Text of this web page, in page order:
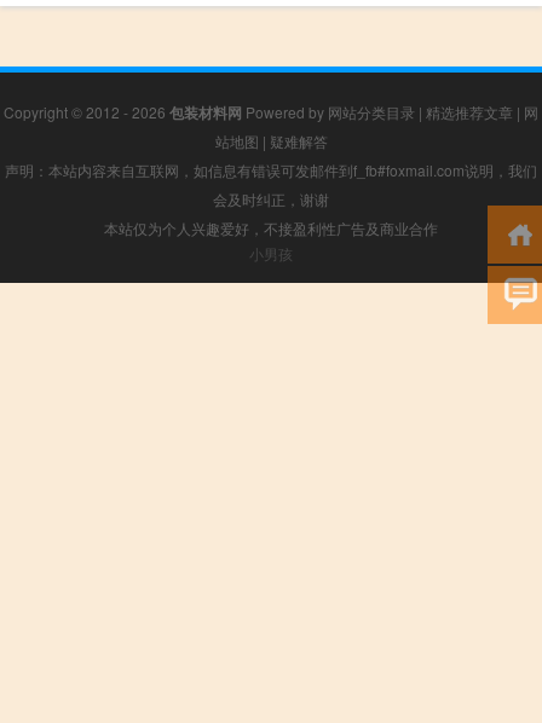
Copyright © 2012 - 2026 包装材料网 Powered by 网站分类目录 | 精选推荐文章 | 网
站地图 | 疑难解答
声明：本站内容来自互联网，如信息有错误可发邮件到f_fb#foxmail.com说明，我们
会及时纠正，谢谢
本站仅为个人兴趣爱好，不接盈利性广告及商业合作
小男孩